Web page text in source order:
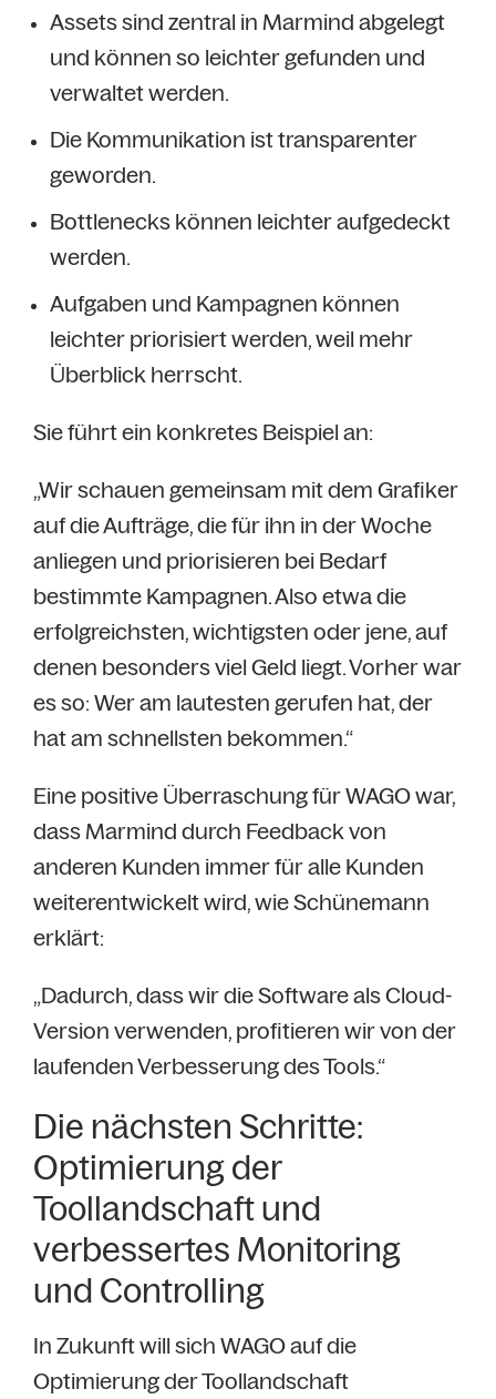
Assets sind zentral in Marmind abgelegt
und können so leichter gefunden und
verwaltet werden.
Die Kommunikation ist transparenter
geworden.
Bottlenecks können leichter aufgedeckt
werden.
Aufgaben und Kampagnen können
leichter priorisiert werden, weil mehr
Überblick herrscht.
Sie führt ein konkretes Beispiel an:
„Wir schauen gemeinsam mit dem Grafiker
auf die Aufträge, die für ihn in der Woche
anliegen und priorisieren bei Bedarf
bestimmte Kampagnen. Also etwa die
erfolgreichsten, wichtigsten oder jene, auf
denen besonders viel Geld liegt. Vorher war
es so: Wer am lautesten gerufen hat, der
hat am schnellsten bekommen.“
Eine positive Überraschung für WAGO war,
dass Marmind durch Feedback von
anderen Kunden immer für alle Kunden
weiterentwickelt wird, wie Schünemann
erklärt:
„Dadurch, dass wir die Software als Cloud-
Version verwenden, profitieren wir von der
laufenden Verbesserung des Tools.“
Die nächsten Schritte:
Optimierung der
Toollandschaft und
verbessertes Monitoring
und Controlling
In Zukunft will sich WAGO auf die
Optimierung der Toollandschaft